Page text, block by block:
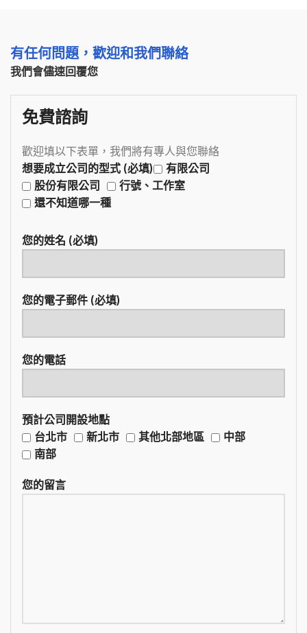
有任何問題，歡迎和我們聯絡
我們會儘速回覆您
免費諮詢
歡迎填以下表單，我們將有專人與您聯絡
想要成立公司的型式 (必填)
有限公司
股份有限公司
行號、工作室
還不知道哪一種
您的姓名 (必填)
您的電子郵件 (必填)
您的電話
預計公司開設地點
台北市
新北市 其他北部地區
中部
南部
您的留言